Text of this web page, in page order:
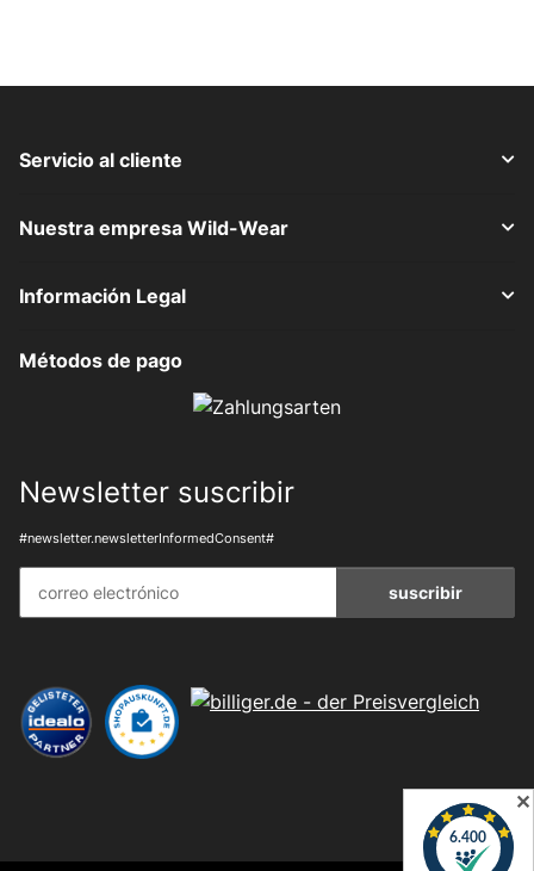
Servicio al cliente
Nuestra empresa Wild-Wear
Información Legal
Métodos de pago
Newsletter suscribir
#newsletter.newsletterInformedConsent#
suscribir
✕